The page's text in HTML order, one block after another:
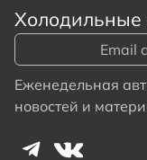
Холодильные
Еженедельная
новостей и